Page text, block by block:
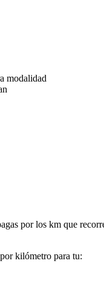
modalidad
por los km que
kilómetro para tu: